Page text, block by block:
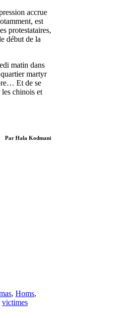
accrue
est
protestataires,
début de la
matin dans
martyr
Et de se
chinois et
Par Hala Kodmani
, Homs,
victimes